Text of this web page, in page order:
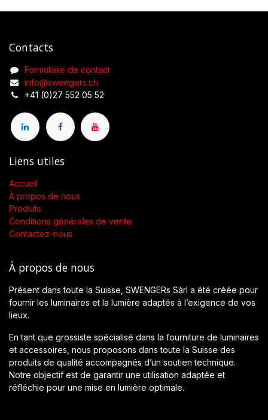
Contacts
Formulaire de contact
info@swengers.ch
+41 (0)27 552 05 52
Liens utiles
Accueil
À propos de nous
Produits
Conditions générales de vente
Contactez-nous
À propos de nous
Présent dans toute la Suisse, SWENGERs Sàrl a été créée pour
fournir les luminaires et la lumière adaptés à l’exigence de vos
lieux.
En tant que grossiste spécialisé dans la fourniture de luminaires
et accessoires, nous proposons dans toute la Suisse des
produits de qualité accompagnés d’un soutien technique.
Notre objectif est de garantir une utilisation adaptée et
réfléchie pour une mise en lumière optimale.